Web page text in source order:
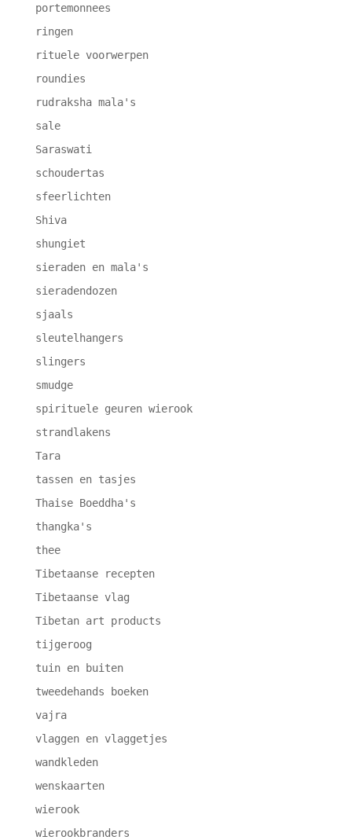
portemonnees
ringen
rituele voorwerpen
roundies
rudraksha mala's
sale
Saraswati
schoudertas
sfeerlichten
Shiva
shungiet
sieraden en mala's
sieradendozen
sjaals
sleutelhangers
slingers
smudge
spirituele geuren wierook
strandlakens
Tara
tassen en tasjes
Thaise Boeddha's
thangka's
thee
Tibetaanse recepten
Tibetaanse vlag
Tibetan art products
tijgeroog
tuin en buiten
tweedehands boeken
vajra
vlaggen en vlaggetjes
wandkleden
wenskaarten
wierook
wierookbranders